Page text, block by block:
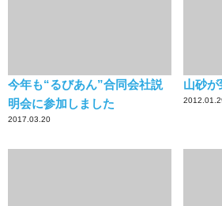
今年も“るびあん”合同会社説
明会に参加しました
2017.03.20
山砂が